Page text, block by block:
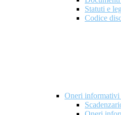
Statuti e
Codice
Oneri informativi